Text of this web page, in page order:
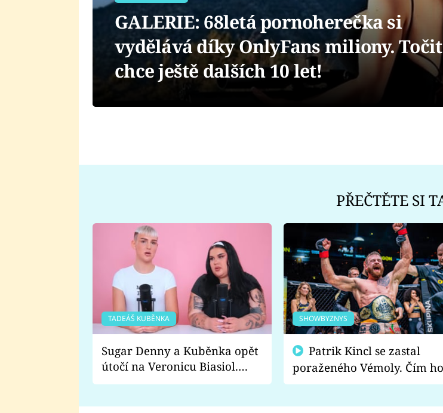
GALERIE: 68letá pornoherečka si
vydělává díky OnlyFans miliony. Točit
chce ještě dalších 10 let!
PŘEČTĚTE SI
TADEÁŠ KUBĚNKA
Sugar Denny a Kuběnka opět
útočí na Veronicu Biasiol.
Proč je podle nich falešná a
SHOWBYZNYS
poraženého Vémoly. Čím ho
fanoušci naštvali?